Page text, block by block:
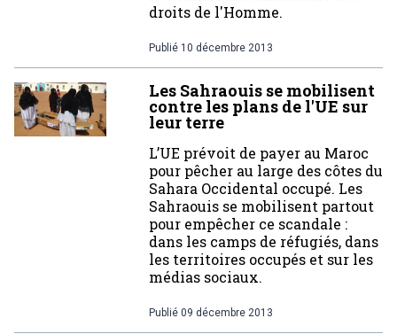
droits de l'Homme.
Publié 10 décembre 2013
Les Sahraouis se mobilisent
contre les plans de l'UE sur
leur terre
L’UE prévoit de payer au Maroc
pour pêcher au large des côtes du
Sahara Occidental occupé. Les
Sahraouis se mobilisent partout
pour empêcher ce scandale :
dans les camps de réfugiés, dans
les territoires occupés et sur les
médias sociaux.
Publié 09 décembre 2013